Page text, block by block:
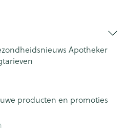
Apotheker
producten en promoties